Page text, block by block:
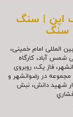
اپن | سنگ
سنگ
بین المللی امام خمینی،
شمس آباد، کارگاه
فاز یک، روبروی
مجموعه در رضوانشهر و
شهيد دانش، نبش